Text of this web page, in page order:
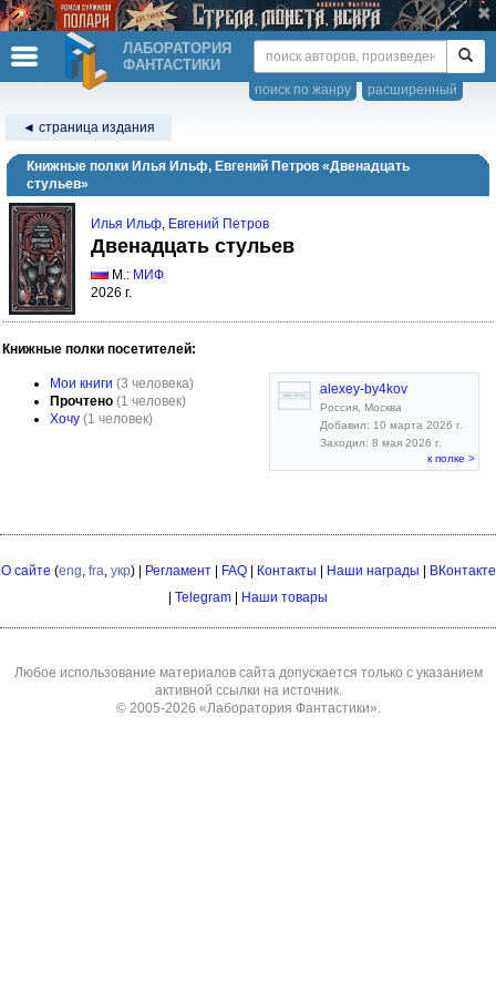
ЛАБОРАТОРИЯ
ФАНТАСТИКИ
расширенный
поиск по жанру
◄ страница издания
Книжные полки Илья Ильф, Евгений Петров «Двенадцать
стульев»
Илья Ильф, Евгений Петров
Двенадцать стульев
М.: МИФ
2026 г.
Книжные полки посетителей:
Мои книги (3 человека)
Прочтено (1 человек)
Хочу (1 человек)
alexey-by4kov
Россия, Москва
Добавил: 10 марта 2026 г.
Заходил: 8 мая 2026 г.
к полке >
О сайте (eng, fra, укр) | Регламент| FAQ| Контакты Наши награды
ВКонтакте
Telegram Наши товары
Любое использование материалов сайта допускается только с указанием
активной ссылки на источник.
© 2005-2026 «Лаборатория Фантастики».